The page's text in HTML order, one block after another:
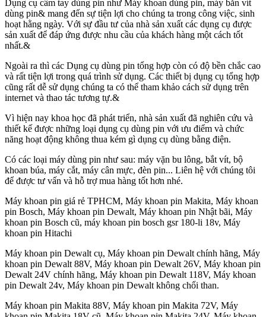
Dụng cụ cầm tay dùng pin như Máy khoan dùng pin, máy bắn vít
dùng pin& mang đến sự tiện lợi cho chúng ta trong công việc, sinh
hoạt hằng ngày. Với sự đầu tư của nhà sản xuất các dụng cụ được
sản xuất để đáp ứng được nhu cầu của khách hàng một cách tốt
nhất.&
Ngoài ra thì các Dụng cụ dùng pin tổng hợp còn có độ bền chắc cao
và rất tiện lợi trong quá trình sử dụng. Các thiết bị dụng cụ tổng hợp
cũng rất dễ sử dụng chúng ta có thể tham khảo cách sử dụng trên
internet và thao tác tương tự.&
Vì hiện nay khoa học đã phát triển, nhà sản xuất đã nghiên cứu và
thiết kế được những loại dụng cụ dùng pin với ưu điểm và chức
năng hoạt động không thua kém gì dụng cụ dùng bằng điện.
Có các loại máy dùng pin như sau: máy vặn bu lông, bắt vít, bộ
khoan búa, máy cắt, máy cân mực, đèn pin... Liên hệ với chúng tôi
để được tư vấn và hỗ trợ mua hàng tốt hơn nhé.
Máy khoan pin giá rẻ TPHCM, Máy khoan pin Makita, Máy khoan
pin Bosch, Máy khoan pin Dewalt, Máy khoan pin Nhật bãi, Máy
khoan pin Bosch cũ, máy khoan pin bosch gsr 180-li 18v, Máy
khoan pin Hitachi
Máy khoan pin Dewalt cụ, Máy khoan pin Dewalt chính hãng, Máy
khoan pin Dewalt 88V, Máy khoan pin Dewalt 26V, Máy khoan pin
Dewalt 24V chính hãng, Máy khoan pin Dewalt 118V, Máy khoan
pin Dewalt 24v, Máy khoan pin Dewalt không chổi than.
Máy khoan pin Makita 88V, Máy khoan pin Makita 72V, Máy